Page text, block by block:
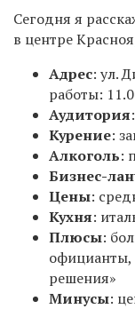
Сегодня я
в центре
Адрес: ул.
работы:
Аудитория
Курение:
Алкоголь:
Бизнес-
Цены:
Кухня:
Плюсы:
официанты,
решения»
Минусы: